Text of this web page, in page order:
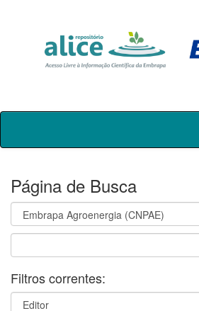
Skip
Página de Busca
Filtros correntes: